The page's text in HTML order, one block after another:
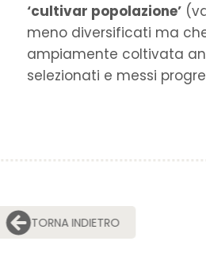
‘cultivar popolazione’
meno diversificati ma
ampiamente coltivata
selezionati e messi
TORNA INDIETRO